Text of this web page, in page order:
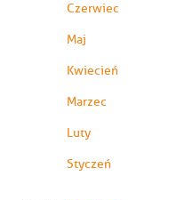
Czerwiec
Maj
Kwiecień
Marzec
Luty
Styczeń